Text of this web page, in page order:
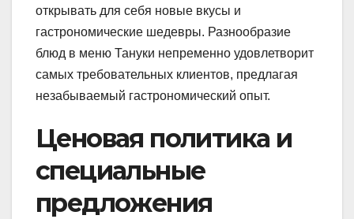
открывать для себя новые вкусы и
гастрономические шедевры. Разнообразие
блюд в меню Тануки непременно удовлетворит
самых требовательных клиентов, предлагая
незабываемый гастрономический опыт.
Ценовая политика и
специальные
предложения